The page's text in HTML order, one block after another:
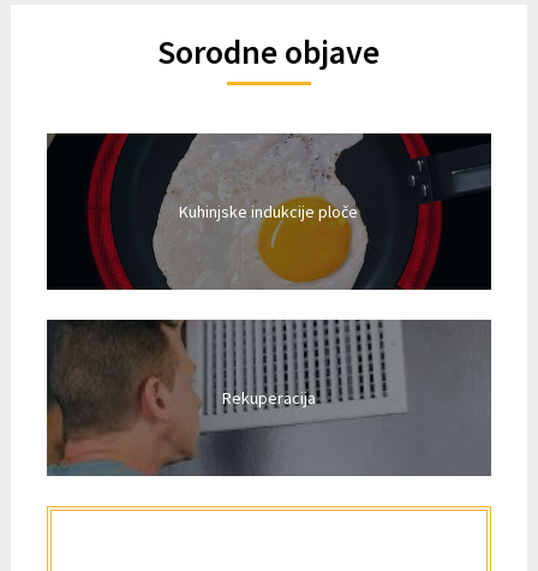
Sorodne objave
Kuhinjske indukcije ploče
Rekuperacija